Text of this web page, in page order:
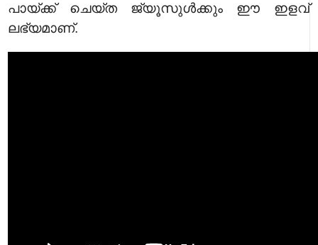
പായ്ക്ക് ചെയ്ത ജ്യൂസുള്‍ക്കും ഈ ഇളവ്
ലഭ്യമാണ്.